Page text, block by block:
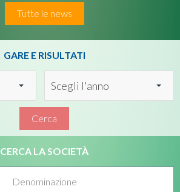
Tutte le news
GARE E RISULTATI
Scegli l'anno
Cerca
CERCA LA SOCIETÀ